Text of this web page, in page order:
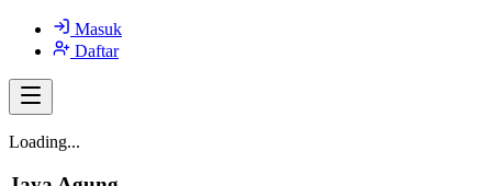
Masuk
Daftar
Loading...